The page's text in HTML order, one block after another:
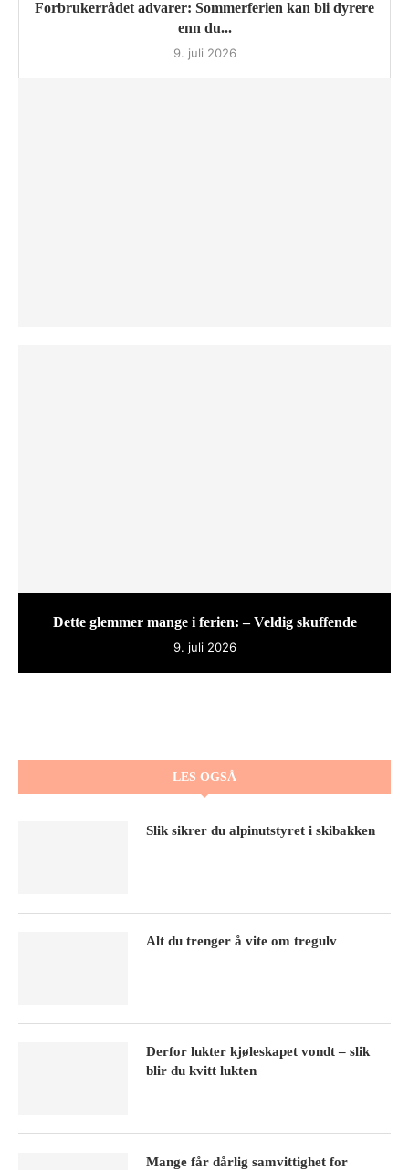
Forbrukerrådet advarer: Sommerferien kan bli dyrere
enn du...
9. juli 2026
Dette glemmer mange i ferien: – Veldig skuffende
9. juli 2026
LES OGSÅ
Slik sikrer du alpinutstyret i skibakken
Alt du trenger å vite om tregulv
Derfor lukter kjøleskapet vondt – slik
blir du kvitt lukten
Mange får dårlig samvittighet for